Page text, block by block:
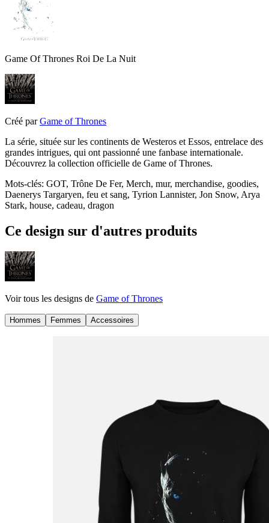
Game Of Thrones Roi De La Nuit
Créé par Game of Thrones
La série, située sur les continents de Westeros et Essos, entrelace des
grandes intrigues, qui ont passionné une fanbase internationale.
Découvrez la collection officielle de Game of Thrones.
Mots-clés: GOT, Trône De Fer, Merch, mur, merchandise, goodies,
Daenerys Targaryen, feu et sang, Tyrion Lannister, Jon Snow, Arya
Stark, house, cadeau, dragon
Ce design sur d'autres produits
Voir tous les designs de Game of Thrones
Hommes Femmes Accessoires